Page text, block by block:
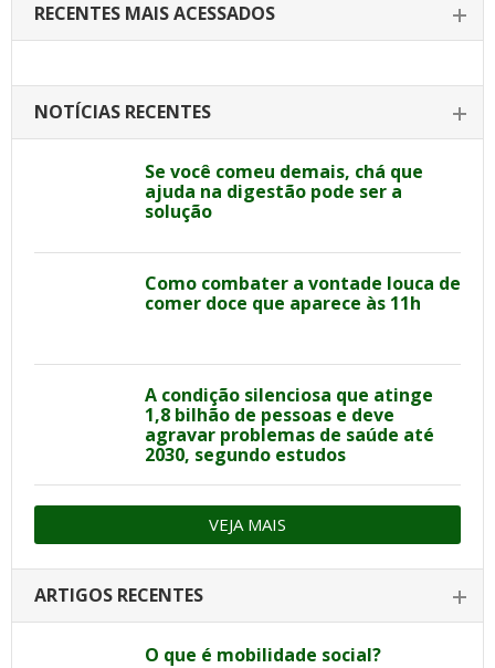
RECENTES MAIS ACESSADOS
NOTÍCIAS RECENTES
Se você comeu demais, chá que
ajuda na digestão pode ser a
solução
Como combater a vontade louca de
comer doce que aparece às 11h
A condição silenciosa que atinge
1,8 bilhão de pessoas e deve
agravar problemas de saúde até
2030, segundo estudos
VEJA MAIS
ARTIGOS RECENTES
O que é mobilidade social?